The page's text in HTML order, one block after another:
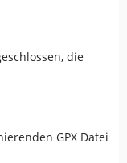
die
GPX Datei